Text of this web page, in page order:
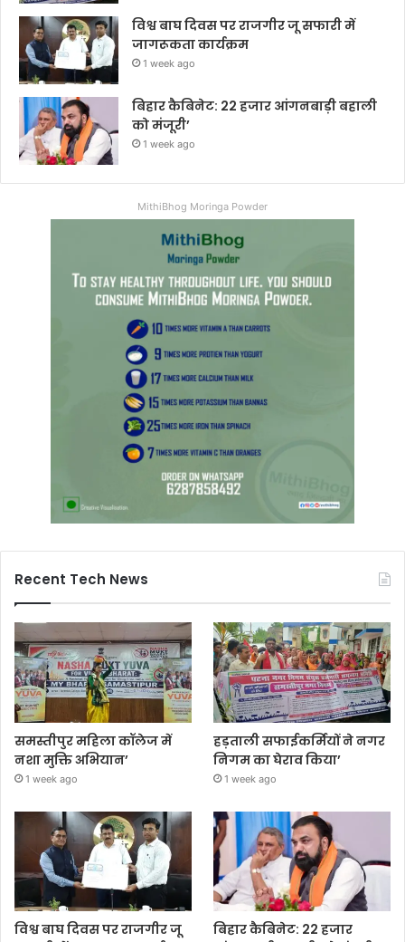
विश्व बाघ दिवस पर राजगीर जू सफारी में
जागरूकता कार्यक्रम
1 week ago
बिहार कैबिनेट: 22 हजार आंगनबाड़ी बहाली
को मंजूरी’
1 week ago
MithiBhog Moringa Powder
Recent Tech News
समस्तीपुर महिला कॉलेज में
नशा मुक्ति अभियान’
1 week ago
हड़ताली सफाईकर्मियों ने नगर
निगम का घेराव किया’
1 week ago
विश्व बाघ दिवस पर राजगीर जू
बिहार कैबिनेट: 22 हजार